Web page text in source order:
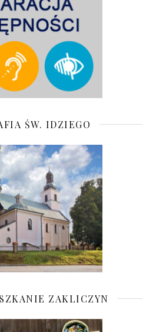
ŚW. IDZIEGO
ZAKLICZYN